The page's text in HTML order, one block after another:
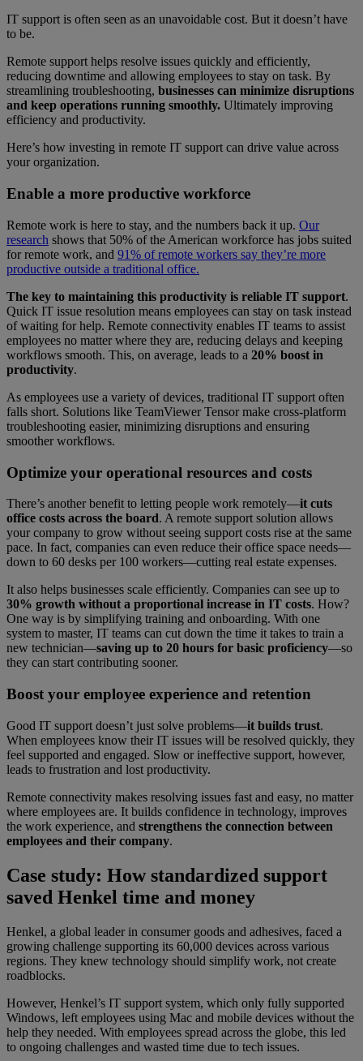
IT support is often seen as an unavoidable cost. But it doesn’t have
to be.
Remote support helps resolve issues quickly and efficiently,
reducing downtime and allowing employees to stay on task. By
streamlining troubleshooting, businesses can minimize disruptions
and keep operations running smoothly. Ultimately improving
efficiency and productivity.
Here’s how investing in remote IT support can drive value across
your organization.
Enable a more productive workforce
Remote work is here to stay, and the numbers back it up. Our
research shows that 50% of the American workforce has jobs suited
for remote work, and 91% of remote workers say they’re more
productive outside a traditional office.
The key to maintaining this productivity is reliable IT support.
Quick IT issue resolution means employees can stay on task instead
of waiting for help. Remote connectivity enables IT teams to assist
employees no matter where they are, reducing delays and keeping
workflows smooth. This, on average, leads to a 20% boost in
productivity.
As employees use a variety of devices, traditional IT support often
falls short. Solutions like TeamViewer Tensor make cross-platform
troubleshooting easier, minimizing disruptions and ensuring
smoother workflows.
Optimize your operational resources and costs
There’s another benefit to letting people work remotely—it cuts
office costs across the board. A remote support solution allows
your company to grow without seeing support costs rise at the same
pace. In fact, companies can even reduce their office space needs—
down to 60 desks per 100 workers—cutting real estate expenses.
It also helps businesses scale efficiently. Companies can see up to
30% growth without a proportional increase in IT costs. How?
One way is by simplifying training and onboarding. With one
system to master, IT teams can cut down the time it takes to train a
new technician—saving up to 20 hours for basic proficiency—so
they can start contributing sooner.
Boost your employee experience and retention
Good IT support doesn’t just solve problems—it builds trust.
When employees know their IT issues will be resolved quickly, they
feel supported and engaged. Slow or ineffective support, however,
leads to frustration and lost productivity.
Remote connectivity makes resolving issues fast and easy, no matter
where employees are. It builds confidence in technology, improves
the work experience, and strengthens the connection between
employees and their company.
Case study: How standardized support
saved Henkel time and money
Henkel, a global leader in consumer goods and adhesives, faced a
growing challenge supporting its 60,000 devices across various
regions. They knew technology should simplify work, not create
roadblocks.
However, Henkel’s IT support system, which only fully supported
Windows, left employees using Mac and mobile devices without the
help they needed. With employees spread across the globe, this led
to ongoing challenges and wasted time due to tech issues.